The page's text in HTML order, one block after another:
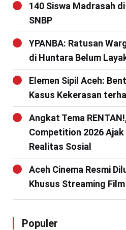
140 Siswa Madrasah
SNBP
YPANBA: Ratusan
di Huntara Belum
Elemen Sipil Aceh:
Kasus Kekerasan
Angkat Tema
Competition 2026 Ajak
Realitas Sosial
Aceh Cinema Resmi
Khusus Streaming
Populer